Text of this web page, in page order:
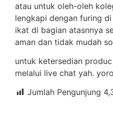
atau untuk oleh-oleh
lengkapi dengan furing
ikat di bagian atasnnya
aman dan tidak mudah
untuk ketersedian
melalui live chat yah.
Jumlah Pengunjung